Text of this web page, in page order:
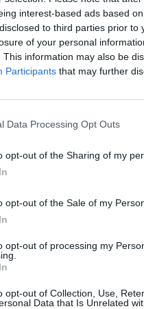
interest-based ads based
to third parties prior
of your personal
This information may also be
Participants that may further
Data Processing Opt Outs
opt-out of the Sharing of my
opt-out of the Sale of my
opt-out of processing my
opt-out of Collection, Use,
Data that Is Unrelated
τη
Μαρίας
εφημερίδα.
αντιμετώπιση
σχεδόν από την